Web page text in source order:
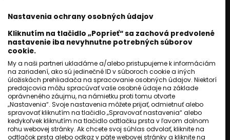
Prečo nacisti vyviezli rómske deti z
Bratislavy do Auschwitzu.
Aký scenár mal rómsky holokaust vo
všetkých krajinách Európy.
Čo sa tento rok podarilo zistiť o bratoch
Oláhovcoch z Detvy.
Nastavenia ochrany osobných údajov
Kliknutím na tlačidlo „Poprieť“ sa zachová predvolené
nastavenie iba nevyhnutne potrebných súborov
cookie.
My a naši partneri ukladáme a/alebo pristupujeme k informáciám
na zariadení, ako sú jedinečné ID v súboroch cookie a iných
úložiskách prehliadača na spracovanie osobných údajov. Niektorí
predajcovia môžu spracúvať vaše osobné údaje na základe
oprávneného záujmu, na námietku proti tomu otvorte
„Nastavenia“. Svoje nastavenia môžete prijať, odmietnuť alebo
spravovať kliknutím na tlačidlo „Spravovať nastavenia“ alebo
kedykoľvek kliknutím na tlačidlo odtlačku prsta v ľavom dolnom
rohu webovej stránky. Ak chcete svoj súhlas odvolať, kliknite na
odtlačok prsta alebo odkaz v päte webovej stránky a kliknite na